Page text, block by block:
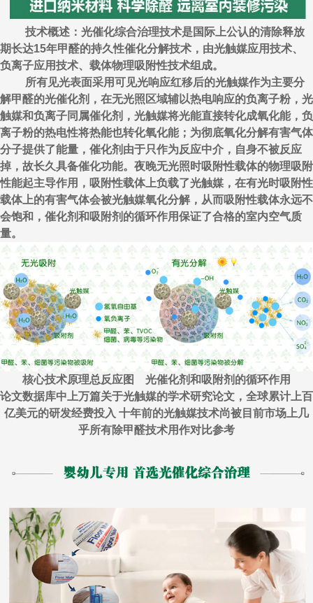
技术概述：光催化综合治理技术是国际上公认的清除释放
期长达15年甲醛的持久性催化分解技术，由光触媒应用技术、
负离子应用技术、载体物理吸附性技术组成。
所有见光表面采用可见光响应红移后的光触媒作为主要分
解甲醛的光催化剂，在无光照区域辅以热电响应的负离子粉，光
触媒和负离子同属催化剂，光触媒将光能直接转化成氧化能，负
离子粉的热电性将热能也转化氧化能；为彻底氧化分解有害气体
分子提供了能量，催化剂由于只作为反应中介，自身不被反应
掉，故长久具备催化功能。夜晚无光照时吸附性载体的物理吸附
性能起主导作用，吸附性载体上负载了光触媒，在有光时吸附性
载体上的有害气体会被光触媒氧化分解，从而吸附性载体永远不
会饱和，催化剂和吸附剂的循环作用保证了合格的室内空气质
量。
核心技术原理总反应图 光催化剂和吸附剂的循环作用
论文数据库中上万篇关于光触媒的学术研究论文，全球累计上百
亿美元的研发经费投入 十年前的光触媒技术尚被目前市场上几
乎所有除甲醛技术用作对比参考